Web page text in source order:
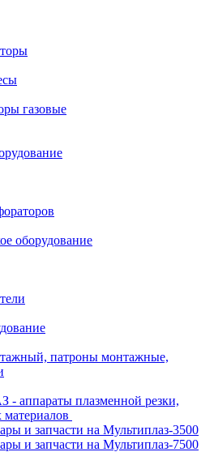
газовые
оборудование
патроны монтажные,
аппараты плазменной резки,
и запчасти на Мультиплаз-3500
и запчасти на Мультиплаз-7500